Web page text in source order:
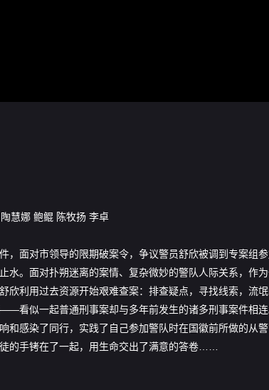
陶慧娜 鲍鲲 陈牧扬 李卓
，面对市领导的限期破案令，争议警员舒欣被调到专案组
水。面对扑朔迷离的案情、复杂微妙的警队人际关系，作
欣利用过去资源开始艰难查案：排查疑点，寻找线索，流
看似一起普通刑事案却与多年前发生的诸多刑事案件相
和感染了同行，实践了自己参加警队时在国徽前所做的从
徒的手铐在了一起，用生命交出了满意的答卷……